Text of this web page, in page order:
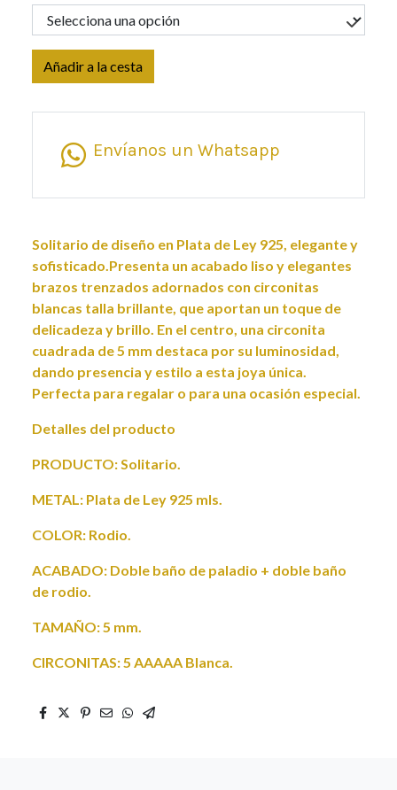
Añadir a la cesta
Envíanos un Whatsapp
Solitario de diseño en Plata de Ley 925, elegante y
sofisticado.Presenta un acabado liso y elegantes
brazos trenzados adornados con circonitas
blancas talla brillante, que aportan un toque de
delicadeza y brillo. En el centro, una circonita
cuadrada de 5 mm destaca por su luminosidad,
dando presencia y estilo a esta joya única.
Perfecta para regalar o para una ocasión especial.
Detalles del producto
PRODUCTO: Solitario.
METAL: Plata de Ley 925 mls.
COLOR: Rodio.
ACABADO: Doble baño de paladio + doble baño
de rodio.
TAMAÑO: 5 mm.
CIRCONITAS: 5 AAAAA Blanca.